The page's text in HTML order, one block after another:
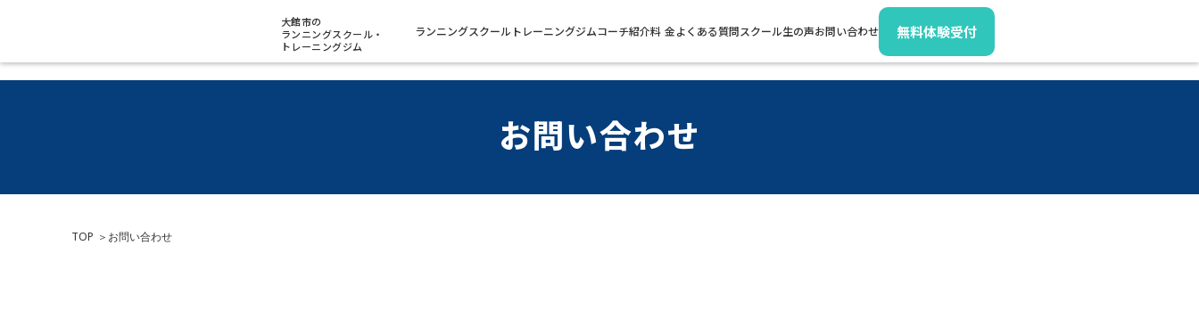
大館市の
ランニングスクール・
トレーニングジム
ランニングスクール トレーニングジムコーチ紹介料 金よくある質問スクール生の声お問い合わせ 無料体験受付
お問い合わせ
TOP ＞ お問い合わせ